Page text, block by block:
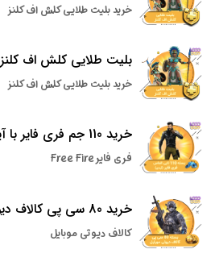
خرید بلیت طلایی کلش اف کلنز
بلیت طلایی کلش اف کلنز
خرید بلیت طلایی کلش اف کلنز
خرید 110 جم فری فایر با آیدی
فری فایر Free Fire
خرید 80 سی پی کالاف دیوتی موبایل
کالاف دیوتی موبایل